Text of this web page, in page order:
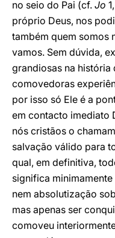
no seio do Pai (cf. Jo
próprio Deus, nos
também quem somos
vamos. Sem dúvida,
grandiosas na história
comovedoras
por isso só Ele é a
em contacto imediato
nós cristãos o
salvação válido para
qual, em definitiva,
significa
nem absolutização
mas apenas ser
comoveu